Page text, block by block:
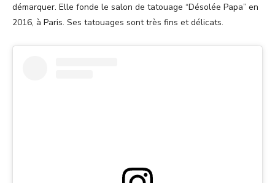
démarquer. Elle fonde le salon de tatouage “Désolée Papa” en
2016, à Paris. Ses tatouages sont très fins et délicats.